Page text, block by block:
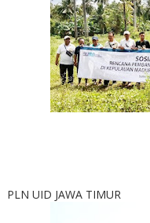
PLN UID JAWA TIMUR